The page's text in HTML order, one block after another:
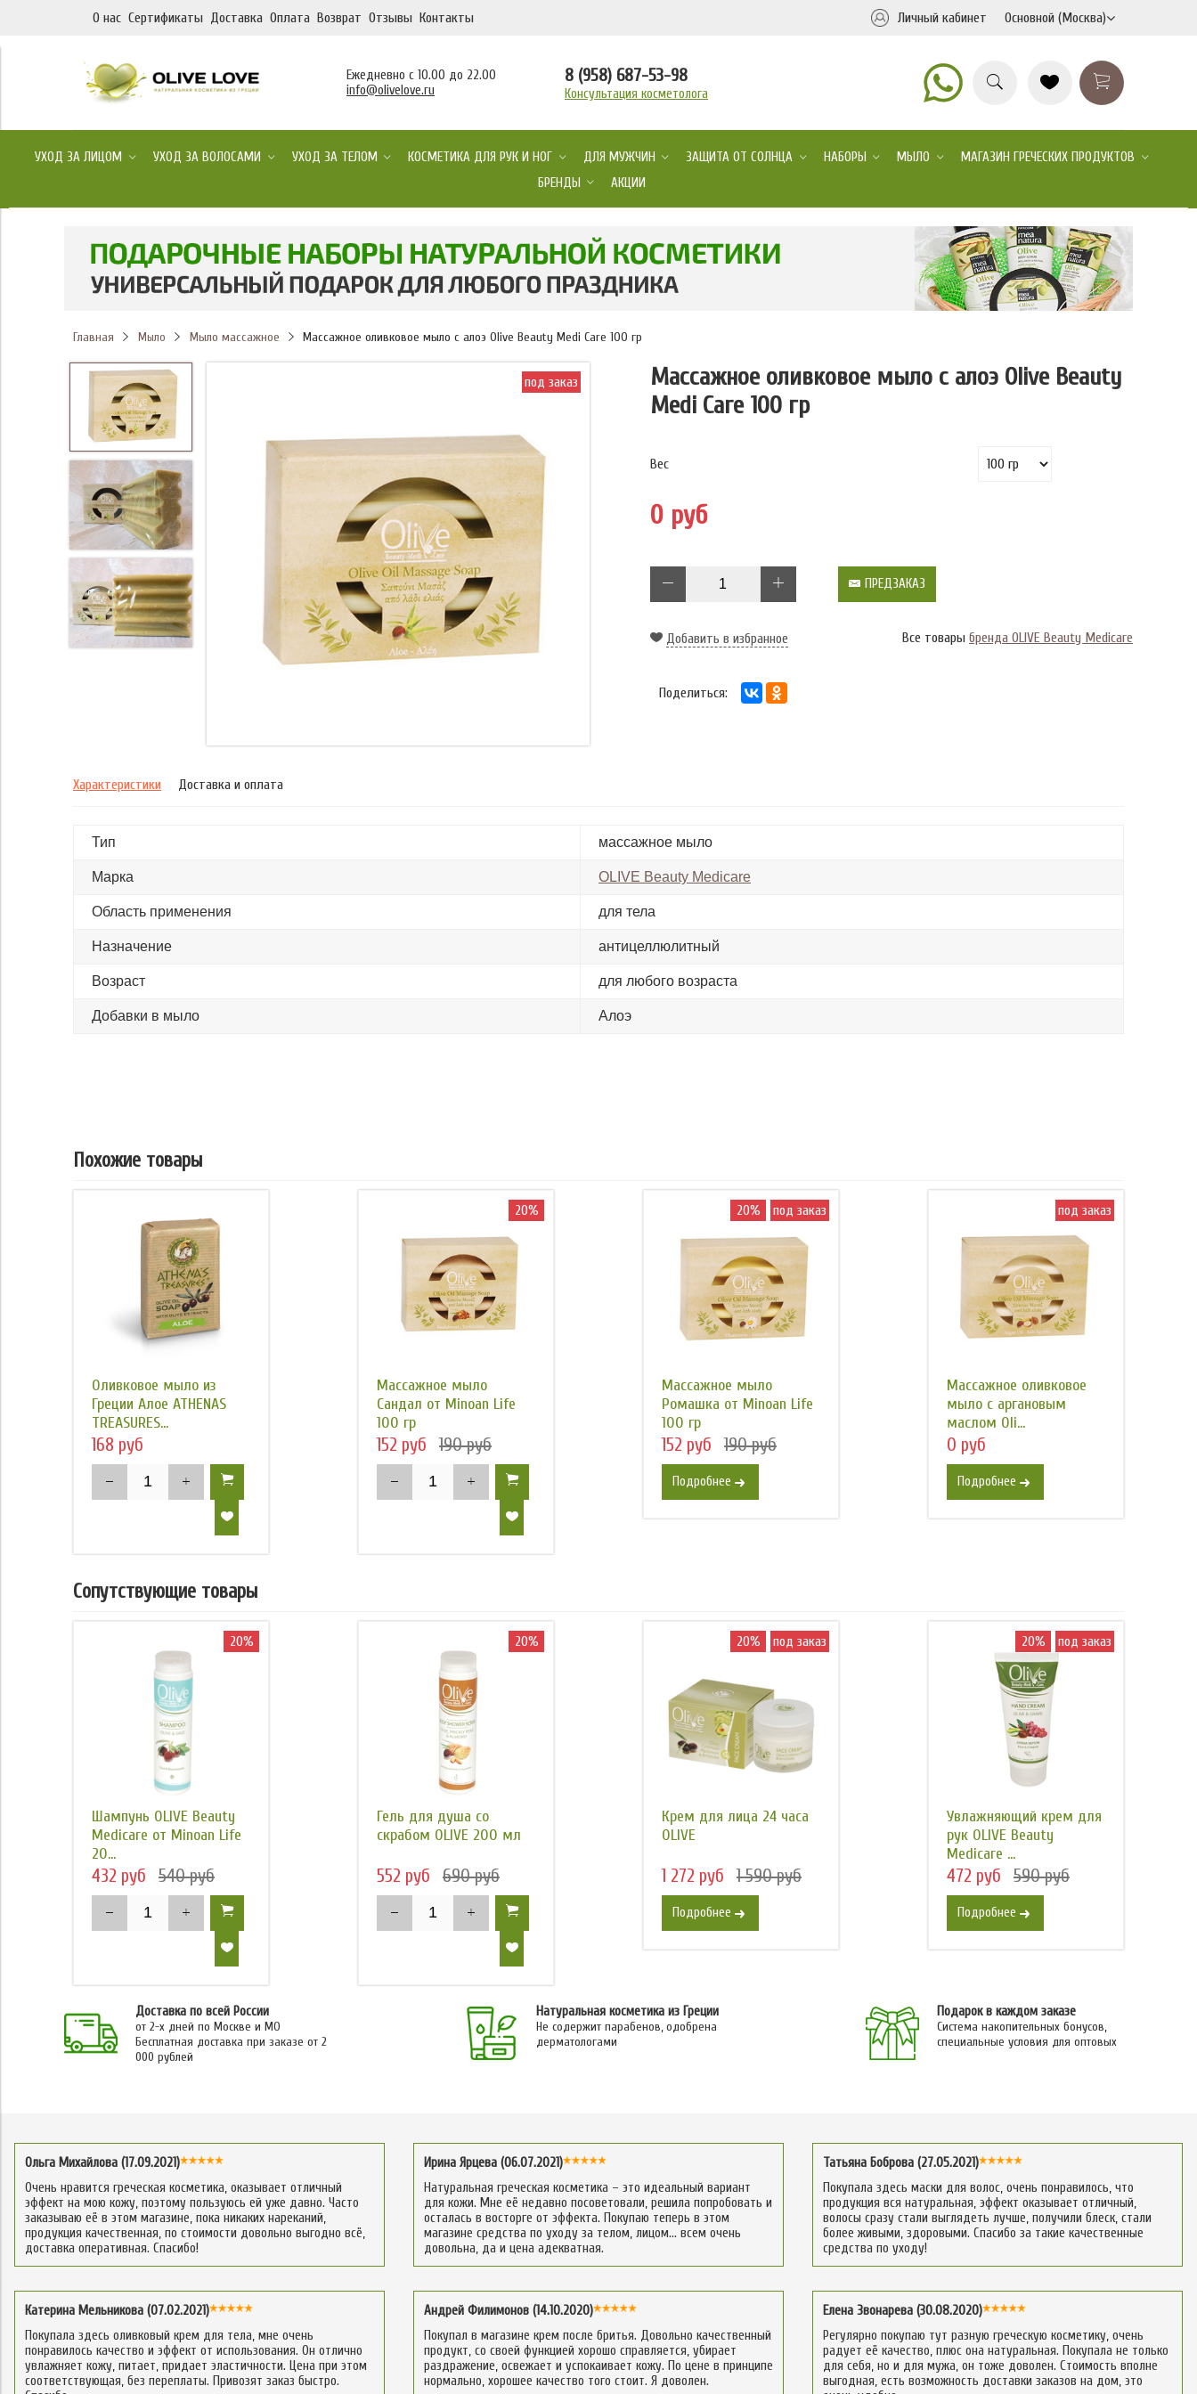
О нас Сертификаты Доставка Оплата Возврат Отзывы Контакты Личный кабинет Основной (Москва)
Ежедневно с 10.00 до 22.00
info@olivelove.ru
8 (958) 687-53-98
Консультация косметолога
УХОД ЗА ЛИЦОМ УХОД ЗА ВОЛОСАМИ УХОД ЗА ТЕЛОМ КОСМЕТИКА ДЛЯ РУК И НОГ ДЛЯ МУЖЧИН ЗАЩИТА ОТ СОЛНЦА НАБОРЫ МЫЛО
МАГАЗИН ГРЕЧЕСКИХ ПРОДУКТОВ
БРЕНДЫ
АКЦИИ
Главная Мыло Мыло массажное Массажное оливковое мыло с алоэ Olive Beauty Medi Care 100 гр
под заказ
Массажное оливковое мыло с алоэ Olive Beauty
Medi Care 100 гр
Вес
0 руб
ПРЕДЗАКАЗ
Добавить в избранное Все товары бренда OLIVE Beauty Medicare
Поделиться:
Характеристики Доставка и оплата
Тип массажное мыло
Марка OLIVE Beauty Medicare
Область применения для тела
Назначение антицеллюлитный
Возраст для любого возраста
Добавки в мыло Алоэ
Похожие товары
Оливковое мыло из
Греции Алое ATHENAS
TREASURES...
168 руб
20%
Массажное мыло
Сандал от Minoan Life
100 гр
152 руб 190 руб
20% под заказ
Массажное мыло
Ромашка от Minoan Life
100 гр
152 руб 190 руб
Подробнее
под заказ
Массажное оливковое
мыло с аргановым
маслом Oli...
0 руб
Подробнее
Сопутствующие товары
20%
Шампунь OLIVE Beauty
Medicare от Minoan Life
20...
432 руб 540 руб
20%
Гель для душа со
скрабом OLIVE 200 мл
552 руб 690 руб
20% под заказ
Крем для лица 24 часа
OLIVE
1 272 руб 1 590 руб
Подробнее
20% под заказ
Увлажняющий крем для
рук OLIVE Beauty
Medicare ...
472 руб 590 руб
Подробнее
Доставка по всей России
от 2-х дней по Москве и МО
Бесплатная доставка при заказе от 2
000 рублей
Натуральная косметика из Греции
Не содержит парабенов, одобрена
дерматологами
Подарок в каждом заказе
Система накопительных бонусов,
специальные условия для оптовых
Ольга Михайлова (17.09.2021)
Очень нравится греческая косметика, оказывает отличный
эффект на мою кожу, поэтому пользуюсь ей уже давно. Часто
заказываю её в этом магазине, пока никаких нареканий,
продукция качественная, по стоимости довольно выгодно всё,
доставка оперативная. Спасибо!
Ирина Ярцева (06.07.2021)
Натуральная греческая косметика – это идеальный вариант
для кожи. Мне её недавно посоветовали, решила попробовать и
осталась в восторге от эффекта. Покупаю теперь в этом
магазине средства по уходу за телом, лицом… всем очень
довольна, да и цена адекватная.
Татьяна Боброва (27.05.2021)
Покупала здесь маски для волос, очень понравилось, что
продукция вся натуральная, эффект оказывает отличный,
волосы сразу стали выглядеть лучше, получили блеск, стали
более живыми, здоровыми. Спасибо за такие качественные
средства по уходу!
Катерина Мельникова (07.02.2021)
Покупала здесь оливковый крем для тела, мне очень
понравилось качество и эффект от использования. Он отлично
увлажняет кожу, питает, придает эластичности. Цена при этом
соответствующая, без переплаты. Привозят заказ быстро.
Андрей Филимонов (14.10.2020)
Покупал в магазине крем после бритья. Довольно качественный
продукт, со своей функцией хорошо справляется, убирает
раздражение, освежает и успокаивает кожу. По цене в принципе
нормально, хорошее качество того стоит. Я доволен.
Елена Звонарева (30.08.2020)
Регулярно покупаю тут разную греческую косметику, очень
радует её качество, плюс она натуральная. Покупала не только
для себя, но и для мужа, он тоже доволен. Стоимость вполне
выгодная, есть возможность доставки заказов на дом, это